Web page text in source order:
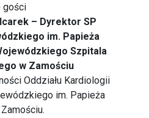
gości
– Dyrektor SP
im. Papieża
Szpitala
w Zamościu
Oddziału Kardiologii
im. Papieża